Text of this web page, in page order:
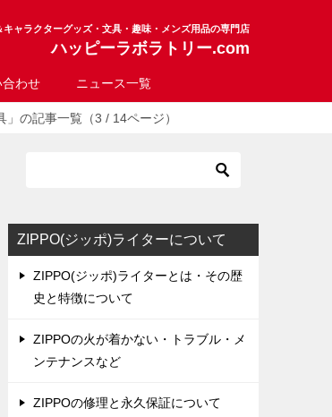
キャラクターグッズ・文具・趣味・メンズ用品の専門店
ハッピーラボラトリー.com
合わせ ニュース一覧
」の記事一覧（3 / 14ページ）
ZIPPO(ジッポ)ライターについて
ZIPPO(ジッポ)ライターとは・その歴
史と特徴について
ZIPPOの火が着かない・トラブル・メ
ンテナンスなど
ZIPPOの修理と永久保証について